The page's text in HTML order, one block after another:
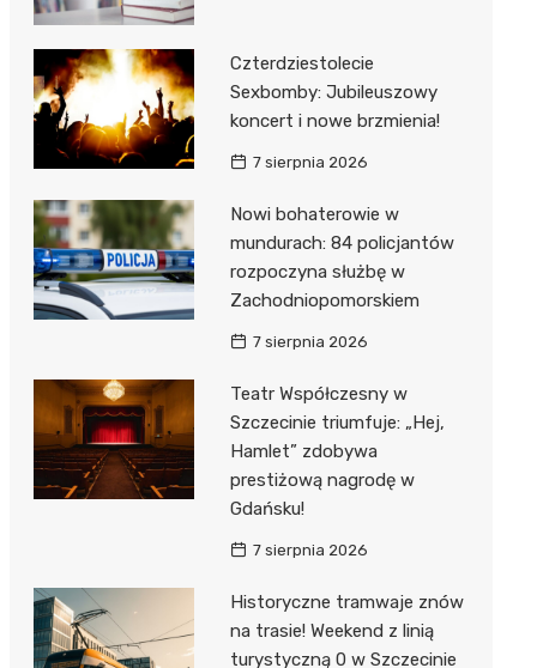
Czterdziestolecie
Sexbomby: Jubileuszowy
koncert i nowe brzmienia!
7 sierpnia 2026
Nowi bohaterowie w
mundurach: 84 policjantów
rozpoczyna służbę w
Zachodniopomorskiem
7 sierpnia 2026
Teatr Współczesny w
Szczecinie triumfuje: „Hej,
Hamlet” zdobywa
prestiżową nagrodę w
Gdańsku!
7 sierpnia 2026
Historyczne tramwaje znów
na trasie! Weekend z linią
turystyczną 0 w Szczecinie